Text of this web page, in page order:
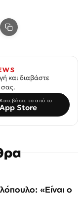
και διαβάστε
σας.
Κατεβάστε το από το
App Store
«Είναι ο